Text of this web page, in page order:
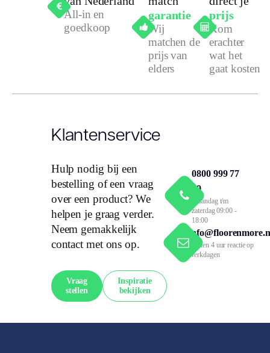
All-in en
goedkoop
garantie
Wij
matchen de
prijs van
elders
prijs
Kom
erachter
wat het
gaat kosten
Klantenservice
Hulp nodig bij een
bestelling of een vraag
over een product? We
helpen je graag verder.
Neem gemakkelijk
contact met ons op.
Vraag
stellen
Inspiratie
bekijken
0800 999 77
79
Maandag t/m
zaterdag 09:00 -
18:00
Binnen 4 uur reactie op
werkdagen